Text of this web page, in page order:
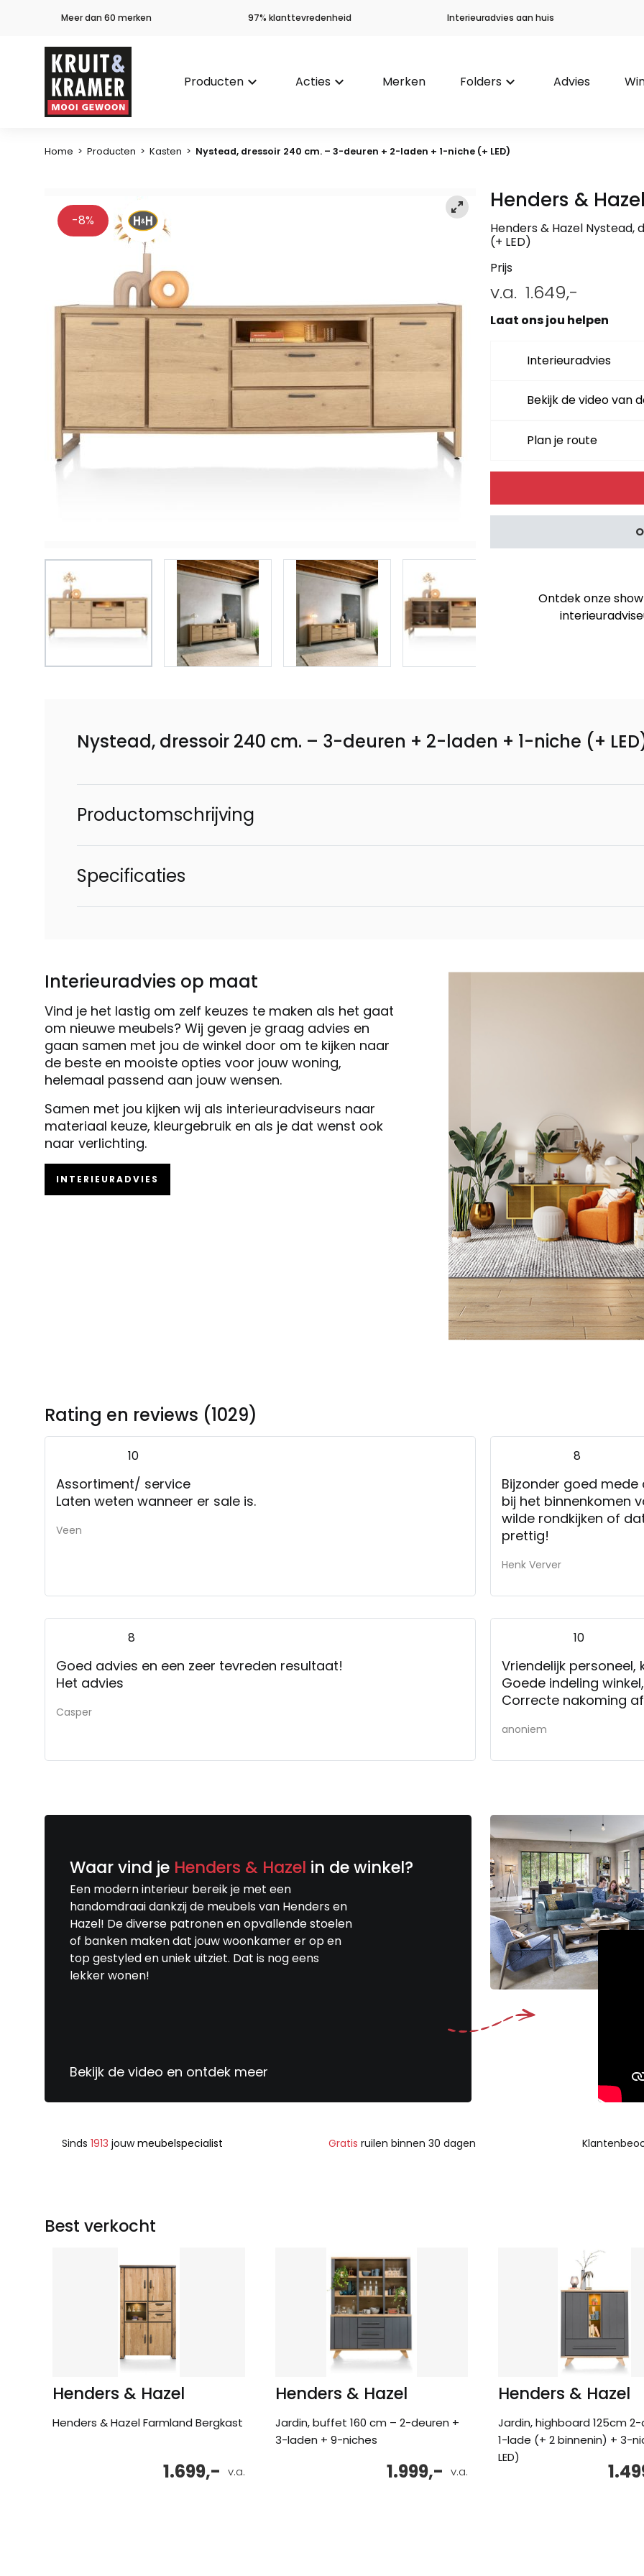
Meer dan 60 merken 97% klanttevredenheid Interieuradvies aan huis
Producten keyboard_arrow_down Acties keyboard_arrow_down Merken Folders keyboard_arrow_down Advies
Home > Producten > Kasten > Nystead, dressoir 240 cm. – 3-deuren + 2-laden + 1-niche (+ LED)
-8%
Henders &
Henders & Hazel
(+ LED)
Prijs
v.a. 1.649,-
Laat ons jou helpen
Interieuradvies
Bekijk de video van
Plan je route
Ontdek onze
Nystead, dressoir 240 cm. – 3-deuren + 2-laden + 1-niche (+
Productomschrijving
Specificaties
Interieuradvies op maat
Vind je het lastig om zelf keuzes te maken als het gaat
om nieuwe meubels? Wij geven je graag advies en
gaan samen met jou de winkel door om te kijken naar
de beste en mooiste opties voor jouw woning,
helemaal passend aan jouw wensen.
Samen met jou kijken wij als interieuradviseurs naar
materiaal keuze, kleurgebruik en als je dat wenst ook
naar verlichting.
INTERIEURADVIES
Rating en reviews (1029)
10
Assortiment/ service
Laten weten wanneer er sale is.
Veen
8
Bijzonder goed
bij het binnenkomen
wilde rondkijken of
prettig!
Henk Verver
8
Goed advies en een zeer tevreden resultaat!
Het advies
Casper
10
Vriendelijk
Goede indeling
Correcte nakoming
anoniem
Waar vind je Henders & Hazel in de winkel?
Een modern interieur bereik je met een
handomdraai dankzij de meubels van Henders en
Hazel! De diverse patronen en opvallende stoelen
of banken maken dat jouw woonkamer er op en
top gestyled en uniek uitziet. Dat is nog eens
lekker wonen!
Bekijk de video en ontdek meer
Sinds 1913 jouwmeubelspecialist Gratis ruilen binnen 30 dagen
Best verkocht
Henders & Hazel
Henders & Hazel Farmland Bergkast
v.a.
1.699,-
Henders & Hazel
Jardin, buffet 160 cm – 2-deuren +
3-laden + 9-niches
v.a.
1.999,-
Henders & Hazel
Jardin, highboard 125cm
1-lade (+ 2 binnenin) + 3-
LED)